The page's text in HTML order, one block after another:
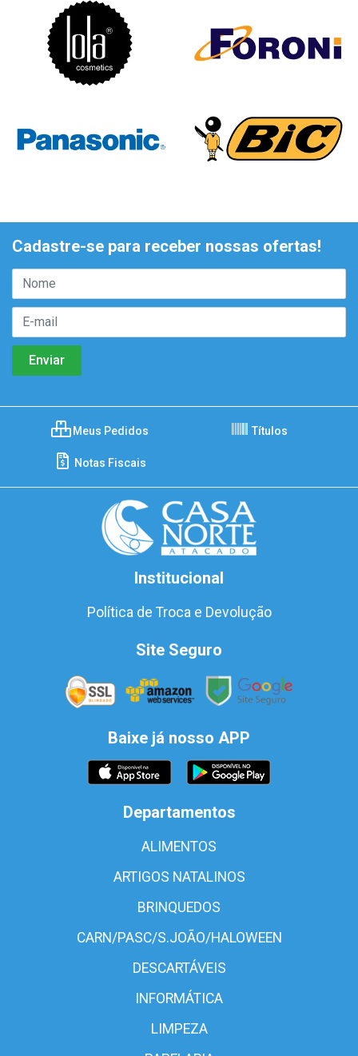
Cadastre-se para receber nossas ofertas!
Meus Pedidos Títulos
Notas Fiscais
Institucional
Política de Troca e Devolução
Site Seguro
Baixe já nosso APP
Departamentos
ALIMENTOS
ARTIGOS NATALINOS
BRINQUEDOS
CARN/PASC/S.JOÃO/HALOWEEN
DESCARTÁVEIS
INFORMÁTICA
LIMPEZA